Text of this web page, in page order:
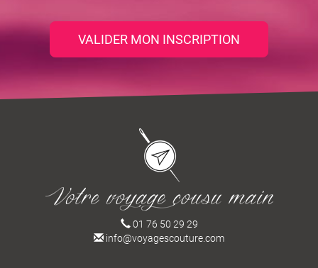
VALIDER MON INSCRIPTION
01 76 50 29 29
info@voyagescouture.com